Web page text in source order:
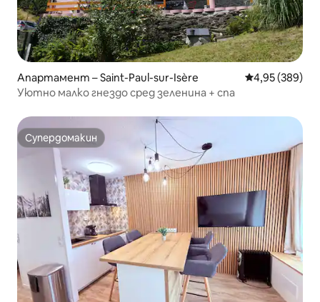
Апартамент – Saint-Paul-sur-Isère Средна
4,95 (389)
Уютно малко гнездо сред зеленина + спа
Супердомакин
Супердомакин